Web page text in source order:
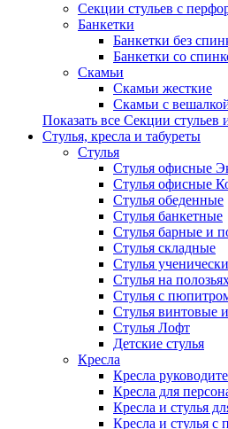
Секции стульев с
Банкетки
Банкетки без
Банкетки со
Скамьи
Скамьи жесткие
Скамьи с
Показать все Секции стульев
Стулья, кресла и табуреты
Стулья
Стулья офисные
Стулья офисные
Стулья обеденные
Стулья банкетные
Стулья барные и
Стулья складные
Стулья
Стулья на
Стулья с
Стулья винтовые
Стулья Лофт
Детские стулья
Кресла
Кресла
Кресла для
Кресла и стулья
Кресла и стулья